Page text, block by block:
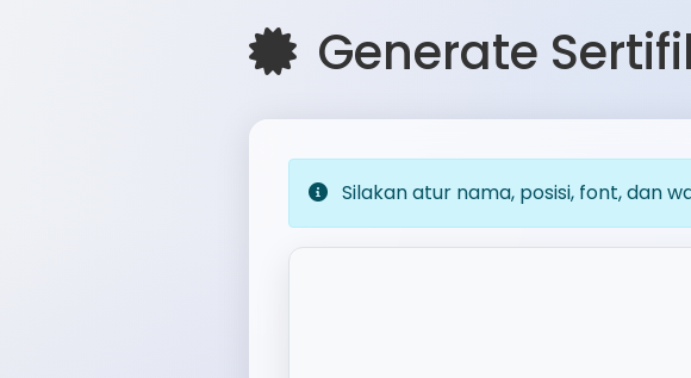
Generate
Silakan atur nama, posisi, font, dan